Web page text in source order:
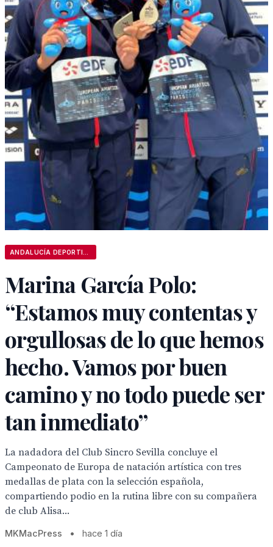
Marina García Polo:
“Estamos muy contentas y
orgullosas de lo que hemos
hecho. Vamos por buen
camino y no todo puede ser
tan inmediato”
La nadadora del Club Sincro Sevilla concluye el
Campeonato de Europa de natación artística con tres
medallas de plata con la selección española,
compartiendo podio en la rutina libre con su compañera
de club Alisa...
MKMacPress • hace 1 día